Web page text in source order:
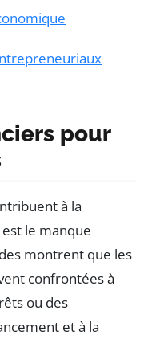
pour
à la
le manque
montrent que les
confrontées à
ou des
et à la